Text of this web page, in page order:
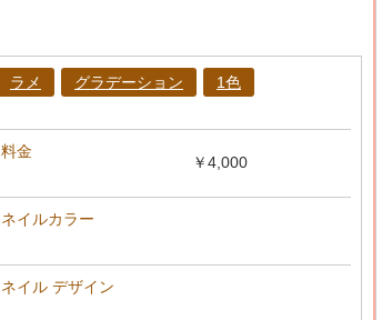
ラメ グラデーション 1色
料金
￥4,000
ネイルカラー
ネイル デザイン